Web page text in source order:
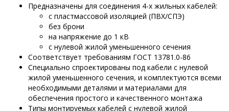
Предназначены для соединения 4-х жильных кабелей:
с пластмассовой изоляцией (ПВХ/СПЭ)
без брони
на напряжение до 1 кВ
с нулевой жилой уменьшенного сечения
Соответствует требованиям ГОСТ 13781.0-86
Специально спроектированы под кабели с нулевой
жилой уменьшенного сечения, и комплектуются всеми
необходимыми деталями и материалами для
обеспечения простого и качественного монтажа
Типы монтируемых кабелей с нулевой жилой